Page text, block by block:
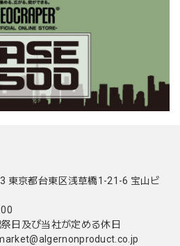
東京都台東区浅草橋1-21-6 宝山ビ
日及び当社が定める休日